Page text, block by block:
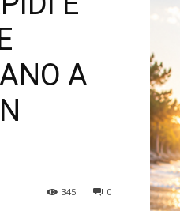
A
0
345